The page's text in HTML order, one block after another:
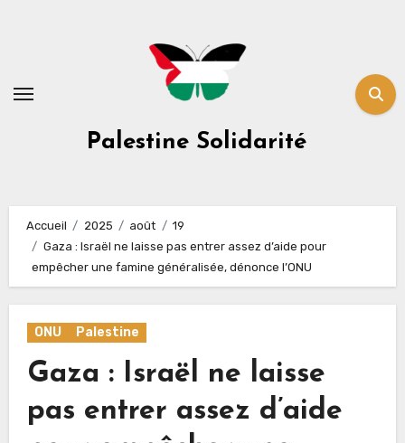
Palestine Solidarité
Accueil 2025 août
19
Gaza : Israël ne laisse pas entrer assez d’aide pour
empêcher une famine généralisée, dénonce l’ONU
ONU Palestine
Gaza : Israël ne laisse
pas entrer assez d’aide